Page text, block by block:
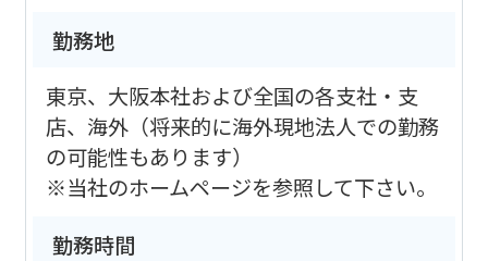
勤務地
東京、大阪本社および全国の各支社・支
店、海外（将来的に海外現地法人での勤務
の可能性もあります）
※当社のホームページを参照して下さい。
勤務時間